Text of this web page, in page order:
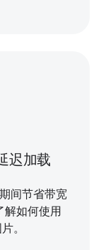
迟加载
间节省带宽
解如何使用
。